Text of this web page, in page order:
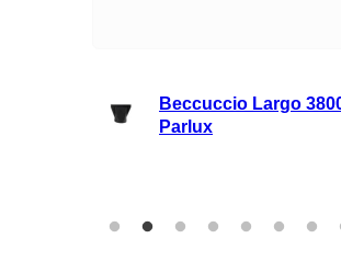
Beccuccio Largo
Parlux